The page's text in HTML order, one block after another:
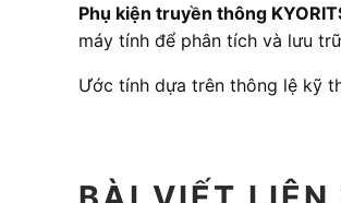
Phụ kiện truyền thông
máy tính để phân tích và lưu
Ước tính dựa trên thông lệ kỹ